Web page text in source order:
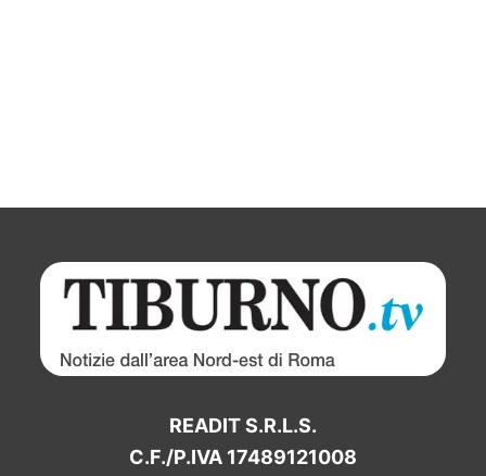
READIT S.R.L.S.
C.F./P.IVA 17489121008